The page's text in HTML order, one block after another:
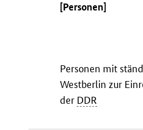
[Personen]
Personen mit
Westberlin zur
der DDR